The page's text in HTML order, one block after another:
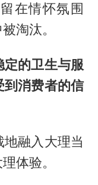
在情怀氛围
淘汰。
定的卫生与服
到消费者的信
融入大理当
体验。